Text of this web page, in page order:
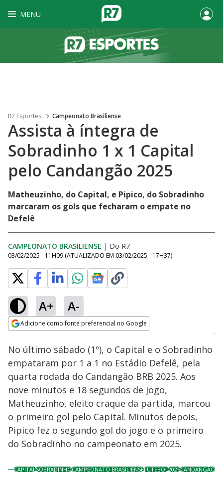
MENU
R7 Esportes Campeonato Brasiliense
Assista à íntegra de
Sobradinho 1 x 1 Capital
pelo Candangão 2025
Matheuzinho, do Capital, e Pipico, do Sobradinho
marcaram os gols que fecharam o empate no
Defelê
CAMPEONATO BRASILIENSE | Do R7
03/02/2025 - 11H09 (ATUALIZADO EM 03/02/2025 - 17H37)
A+ A-
Adicione como fonte preferencial no Google
Ativar
Loaded :
1.61%
No último sábado (1º), o Capital e o Sobradinho
empataram por 1 a 1 no Estádio Defelê, pela
quarta rodada do Candangão BRB 2025. Aos
nove minutos e 18 segundos de jogo,
Matheuzinho, eleito craque da partida, marcou
o primeiro gol pelo Capital. Minutos depois,
Pipico fez o segundo gol do jogo e o primeiro
do Sobradinho no campeonato em 2025.
CAPITALSOBRADINHOCAMPEONATO BRASILIENSEFUTEBOL2025CANDANGÃO